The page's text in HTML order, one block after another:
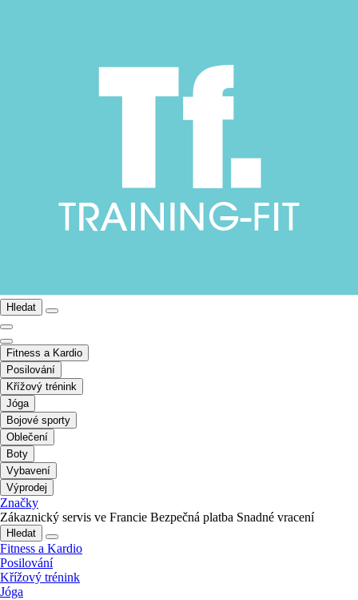
Hledat
Fitness a Kardio
Posilování
Křížový trénink
Jóga
Bojové sporty
Oblečení
Boty
Vybavení
Výprodej
Značky
Zákaznický servis ve Francie Bezpečná platba Snadné vracení
Hledat
Fitness a Kardio
Posilování
Křížový trénink
Jóga